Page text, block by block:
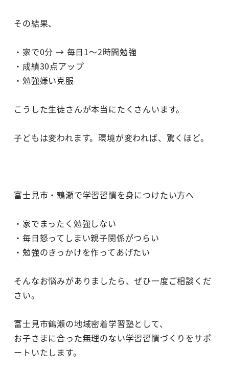
その結果、
・家で0分 → 毎日1～2時間勉強
・成績30点アップ
・勉強嫌い克服
こうした生徒さんが本当にたくさんいます。
子どもは変われます。環境が変われば、驚くほど。
富士見市・鶴瀬で学習習慣を身につけたい方へ
・家でまったく勉強しない
・毎日怒ってしまい親子関係がつらい
・勉強のきっかけを作ってあげたい
そんなお悩みがありましたら、ぜひ一度ご相談くだ
さい。
富士見市鶴瀬の地域密着学習塾として、
お子さまに合った無理のない学習習慣づくりをサポ
ートいたします。